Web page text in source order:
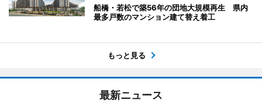
船橋・若松で築56年の団地大規模再生 県内
最多戸数のマンション建て替え着工
もっと見る
最新ニュース